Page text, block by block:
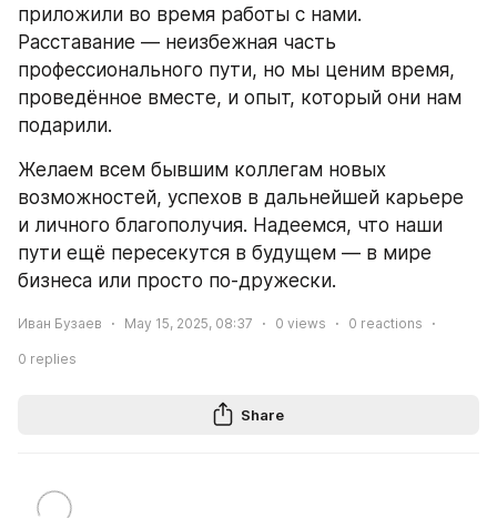
приложили во время работы с нами.
Расставание — неизбежная часть
профессионального пути, но мы ценим время,
проведённое вместе, и опыт, который они нам
подарили.
Желаем всем бывшим коллегам новых
возможностей, успехов в дальнейшей карьере
и личного благополучия. Надеемся, что наши
пути ещё пересекутся в будущем — в мире
бизнеса или просто по-дружески.
Иван Бузаев May 15, 2025, 08:37 0 views 0 reactions
0 replies
Share